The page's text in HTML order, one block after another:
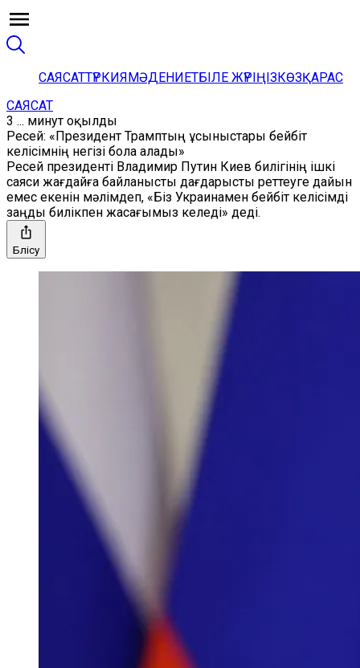
САЯСАТТҮРКИЯМӘДЕНИЕТБІЛЕ ЖҮРІҢІЗКӨЗҚАРАС
САЯСАТ
3 ... минут оқылды
Ресей: «Президент Трамптың ұсыныстары бейбіт
келісімнің негізі бола алады»
Ресей президенті Владимир Путин Киев билігінің ішкі
саяси жағдайға байланысты дағдарысты реттеуге дайын
емес екенін мәлімдеп, «Біз Украинамен бейбіт келісімді
заңды билікпен жасағымыз келеді» деді.
Бөлісу